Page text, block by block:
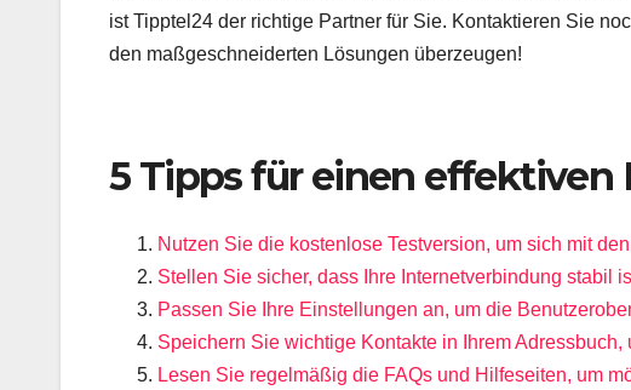
ist Tipptel24 der richtige Partner für Sie. Kontaktieren Sie
den maßgeschneiderten Lösungen überzeugen!
5 Tipps für einen effektiven
Nutzen Sie die kostenlose Testversion, um sich mit
Stellen Sie sicher, dass Ihre Internetverbindung stabil
Passen Sie Ihre Einstellungen an, um die
Speichern Sie wichtige Kontakte in Ihrem
Lesen Sie regelmäßig die FAQs und Hilfeseiten, um